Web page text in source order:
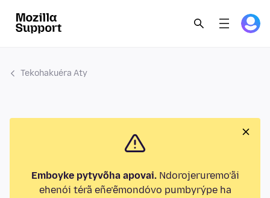
Tekohakuéra Aty
Emboyke pytyvõha apovai.Ndorojeruremo’ãi
ehenói térã eñe’ẽmondóvo pumbyrýpe ha